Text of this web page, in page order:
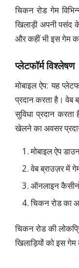
चिकन रोड गेम
खिलाड़ी अपनी पसंद
और कहीं भी इस गेम
प्लेटफॉर्म विश्लेषण
मोबाइल ऐप: यह
प्रदान करता है। वेब
सुविधा प्रदान
खेलने का अवसर
मोबाइल ऐप
वेब ब्राउज़र में
ऑनलाइन
चिकन रोड का
चिकन रोड की
खिलाड़ियों को इस